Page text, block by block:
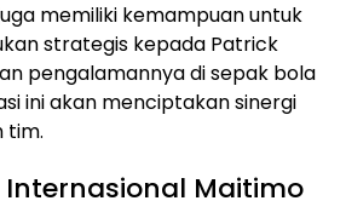
memiliki kemampuan untuk
strategis kepada Patrick
pengalamannya di sepak bola
ini akan menciptakan sinergi
tim.
Maitimo